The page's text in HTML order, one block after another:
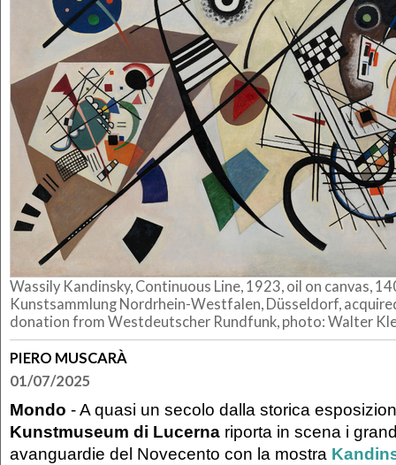
Wassily Kandinsky, Continuous Line, 1923, oil on canvas,
Kunstsammlung Nordrhein-Westfalen, Düsseldorf,
donation from Westdeutscher Rundfunk, photo: Walter
PIERO MUSCARÀ
01/07/2025
Mondo - A quasi un secolo dalla storica
Kunstmuseum di Lucerna riporta in scena i
avanguardie del Novecento con la mostra